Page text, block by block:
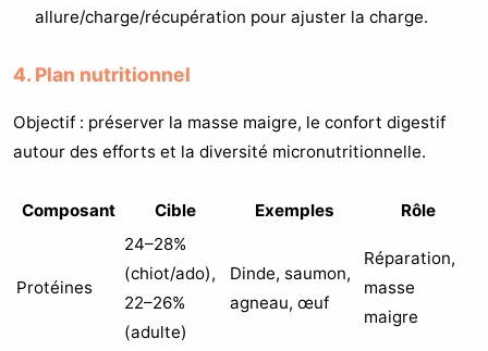
allure/charge/récupération pour ajuster la charge.
4. Plan nutritionnel
Objectif : préserver la masse maigre, le confort digestif
autour des efforts et la diversité micronutritionnelle.
Composant Cible Exemples Rôle
Protéines
24–28%
(chiot/ado),
22–26%
(adulte)
Dinde, saumon,
agneau, œuf
Réparation,
masse
maigre